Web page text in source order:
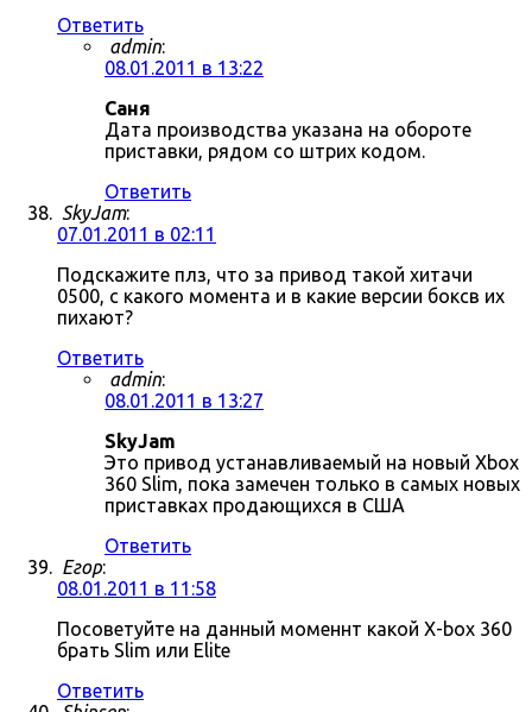
Ответить
admin:
08.01.2011 в 13:22
Саня
Дата производства указана на обороте
приставки, рядом со штрих кодом.
Ответить
SkyJam:
07.01.2011 в 02:11
Подскажите плз, что за привод такой хитачи
0500, с какого момента и в какие версии боксв их
пихают?
Ответить
admin:
08.01.2011 в 13:27
SkyJam
Это привод устанавливаемый на новый Xbox
360 Slim, пока замечен только в самых новых
приставках продающихся в США
Ответить
Егор:
08.01.2011 в 11:58
Посоветуйте на данный моменнт какой X-box 360
брать Slim или Elite
Ответить